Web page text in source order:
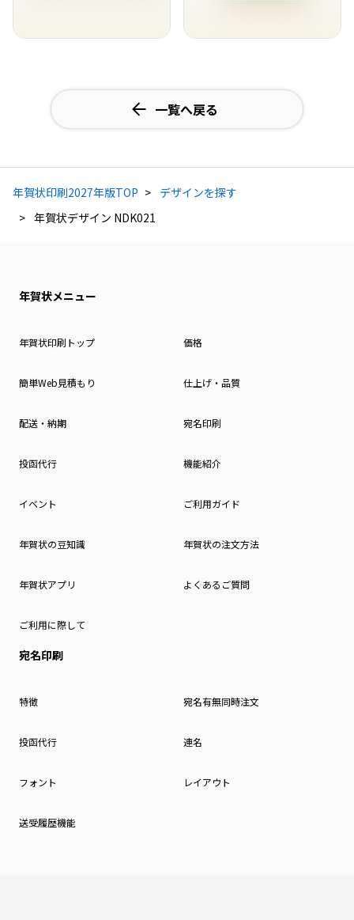
一覧へ戻る
年賀状印刷2027年版TOP
デザインを探す
年賀状デザイン NDK021
年賀状メニュー
年賀状印刷トップ 価格
簡単Web見積もり 仕上げ・品質
配送・納期 宛名印刷
投函代行 機能紹介
イベント ご利用ガイド
年賀状の豆知識 年賀状の注文方法
年賀状アプリ よくあるご質問
ご利用に際して
宛名印刷
特徴 宛名有無同時注文
投函代行 連名
フォント レイアウト
送受履歴機能